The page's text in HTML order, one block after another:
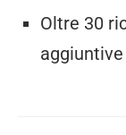
Oltre 30
aggiuntive